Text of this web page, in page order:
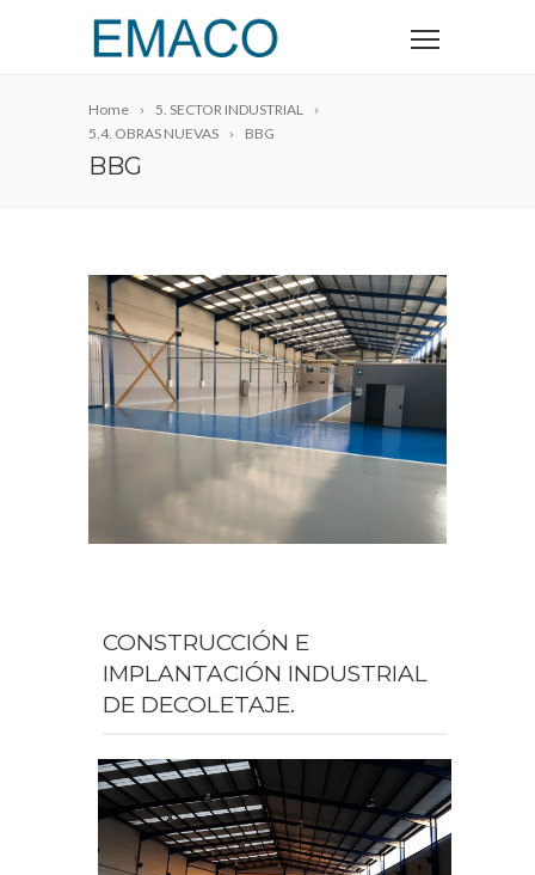
Home
5. SECTOR INDUSTRIAL
5.4. OBRAS NUEVAS
BBG
BBG
CONSTRUCCIÓN E
IMPLANTACIÓN INDUSTRIAL
DE DECOLETAJE.